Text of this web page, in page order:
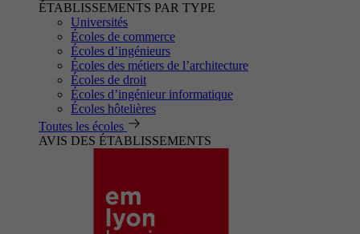
ÉTABLISSEMENTS PAR TYPE
Universités
Écoles de commerce
Écoles d’ingénieurs
Écoles des métiers de l’architecture
Écoles de droit
Écoles d’ingénieur informatique
Écoles hôtelières
Toutes les écoles
AVIS DES ÉTABLISSEMENTS